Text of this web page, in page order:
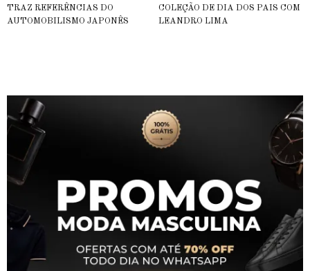
TRAZ REFERÊNCIAS DO
AUTOMOBILISMO JAPONÊS
COLEÇÃO DE DIA DOS PAIS COM
LEANDRO LIMA